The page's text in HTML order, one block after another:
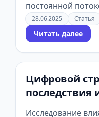
постоянной
28.06.2025 Статья
Читать далее
Цифровой
последствия
Исследование